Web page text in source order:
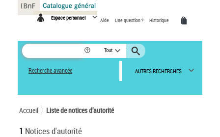
Espace personnel Aide Une question ? Historique
Tout
Recherche avancée AUTRES RECHERCHES
Accueil Liste de notices d’autorité
1 Notices d'autorité
Panneau de gestion des cookies